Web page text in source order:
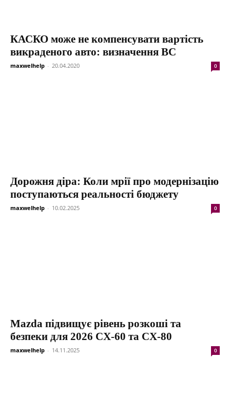
КАСКО може не компенсувати вартість
викраденого авто: визначення ВС
maxwelhelp - 20.04.2020 0
Дорожня діра: Коли мрії про модернізацію
поступаються реальності бюджету
maxwelhelp - 10.02.2025 0
Mazda підвищує рівень розкоші та
безпеки для 2026 CX-60 та CX-80
maxwelhelp - 14.11.2025 0